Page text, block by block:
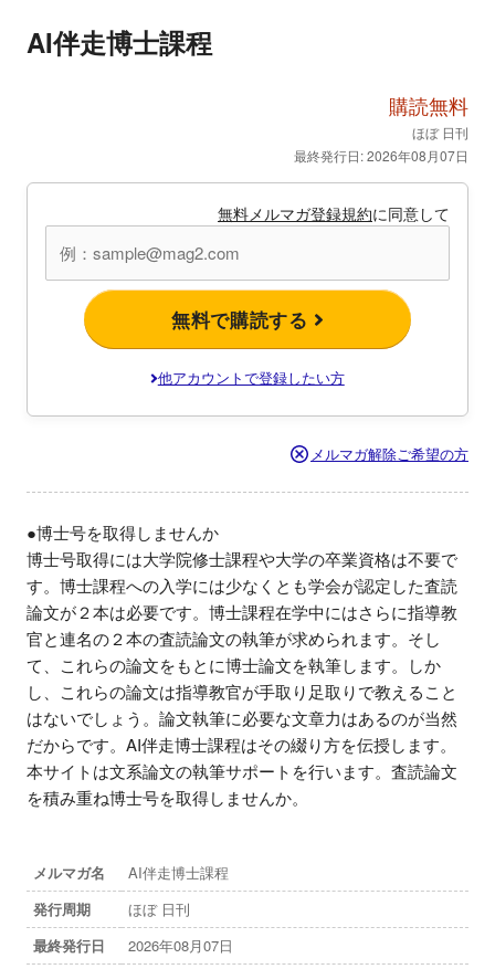
AI伴走博士課程
購読無料
ほぼ 日刊
最終発行日: 2026年08月07日
無料メルマガ登録規約に同意して
無料で購読する
他アカウントで登録したい方
メルマガ解除ご希望の方
●博士号を取得しませんか
博士号取得には大学院修士課程や大学の卒業資格は不要で
す。博士課程への入学には少なくとも学会が認定した査読
論文が２本は必要です。博士課程在学中にはさらに指導教
官と連名の２本の査読論文の執筆が求められます。そし
て、これらの論文をもとに博士論文を執筆します。しか
し、これらの論文は指導教官が手取り足取りで教えること
はないでしょう。論文執筆に必要な文章力はあるのが当然
だからです。AI伴走博士課程はその綴り方を伝授します。
本サイトは文系論文の執筆サポートを行います。査読論文
を積み重ね博士号を取得しませんか。
メルマガ名
AI伴走博士課程
発行周期
ほぼ 日刊
最終発行日
2026年08月07日